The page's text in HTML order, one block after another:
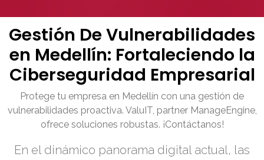
Gestión De Vulnerabilidades
en Medellín: Fortaleciendo la
Ciberseguridad Empresarial
Protege tu empresa en Medellín con una gestión de
vulnerabilidades proactiva. ValuIT, partner ManageEngine,
ofrece soluciones robustas. ¡Contáctanos!
En el dinámico panorama digital actual, las